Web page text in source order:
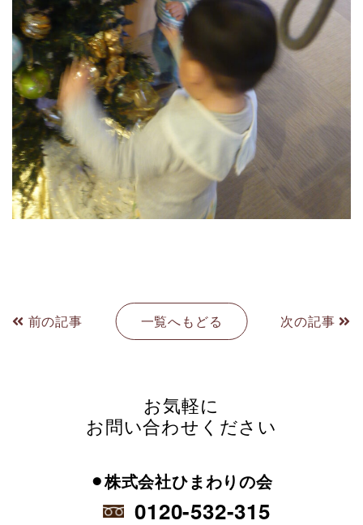
前の記事 一覧へもどる 次の記事
お気軽に
お問い合わせください
⚫︎株式会社ひまわりの会
0120-532-315